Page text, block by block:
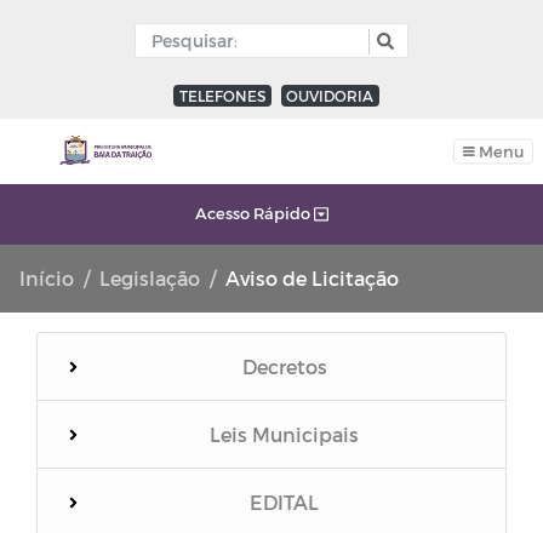
TELEFONES OUVIDORIA
Menu
Acesso Rápido
Início Legislação Aviso de Licitação
Decretos
Leis Municipais
EDITAL